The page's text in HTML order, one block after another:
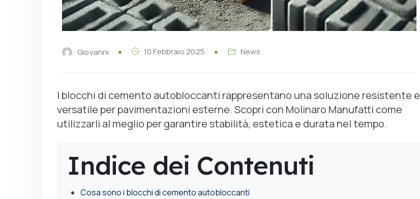
Giovanni 10 Febbraio 2025 News
I blocchi di cemento autobloccanti rappresentano una soluzione resistente e
versatile per pavimentazioni esterne. Scopri con Molinaro Manufatti come
utilizzarli al meglio per garantire stabilità, estetica e durata nel tempo.
Indice dei Contenuti
Cosa sono i blocchi di cemento autobloccanti